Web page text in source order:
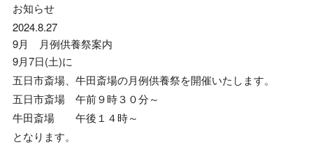
お知らせ
2024.8.27
9月 月例供養祭案内
9月7日(土)に
五日市斎場、牛田斎場の月例供養祭を開催いたします。
五日市斎場 午前９時３０分～
牛田斎場 午後１４時～
となります。